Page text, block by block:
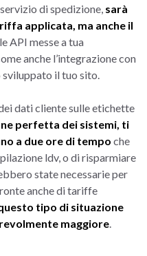
di spedizione, sarà
applicata, ma anche il
API messe a tua
anche l’integrazione con
il tuo sito.
dati cliente sulle etichette
perfetta dei sistemi, ti
a due ore di tempo che
ldv, o di risparmiare
state necessarie per
anche di tariffe
tipo di situazione
maggiore.